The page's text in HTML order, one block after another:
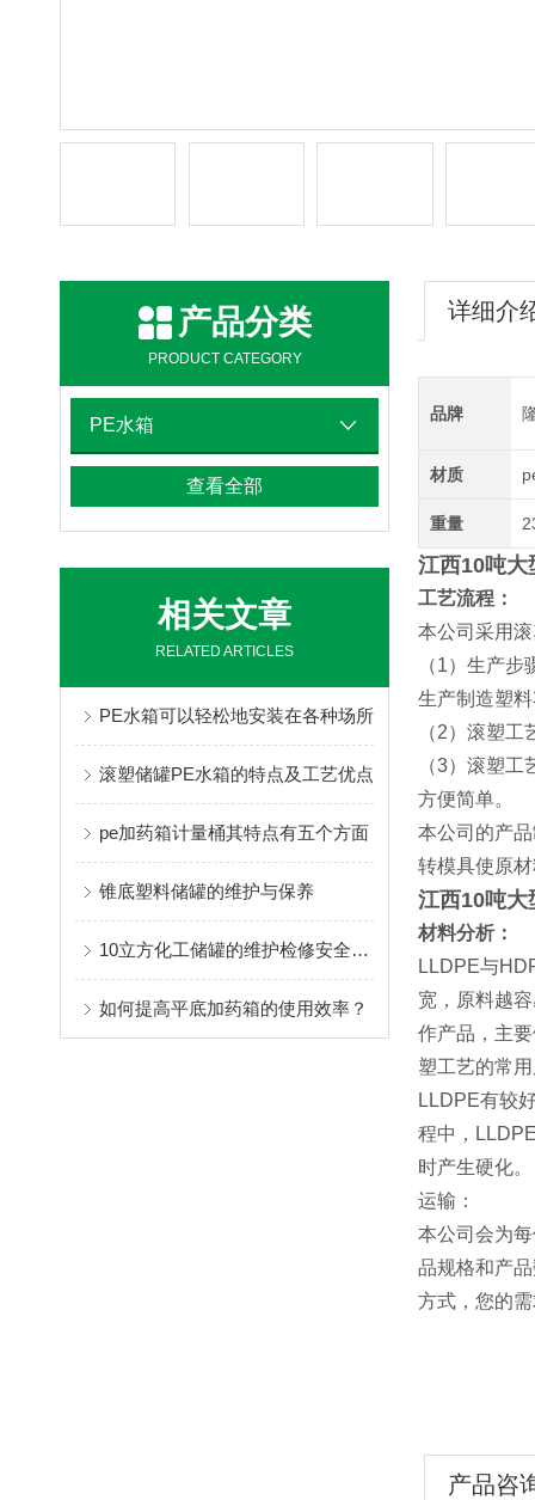
产品分类
PRODUCT CATEGORY
PE水箱
查看全部
相关文章
RELATED ARTICLES
PE水箱可以轻松地安装在各种场所
滚塑储罐PE水箱的特点及工艺优点
pe加药箱计量桶其特点有五个方面
锥底塑料储罐的维护与保养
10立方化工储罐的维护检修安全注意事项
如何提高平底加药箱的使用效率？
详细介
品牌
材质
重量
江西10吨大
工艺流程：
本公司采用
（1）生产
生产制造塑
（2）滚塑
（3）滚塑
方便简单。
本公司的产
转模具使原
江西10吨大
材料分析：
LLDPE与
宽，原料越
作产品，主
塑工艺的常
LLDPE有较
程中，
时产生硬化。
运输：
本公司会为
品规格和产
方式，您的
产品咨